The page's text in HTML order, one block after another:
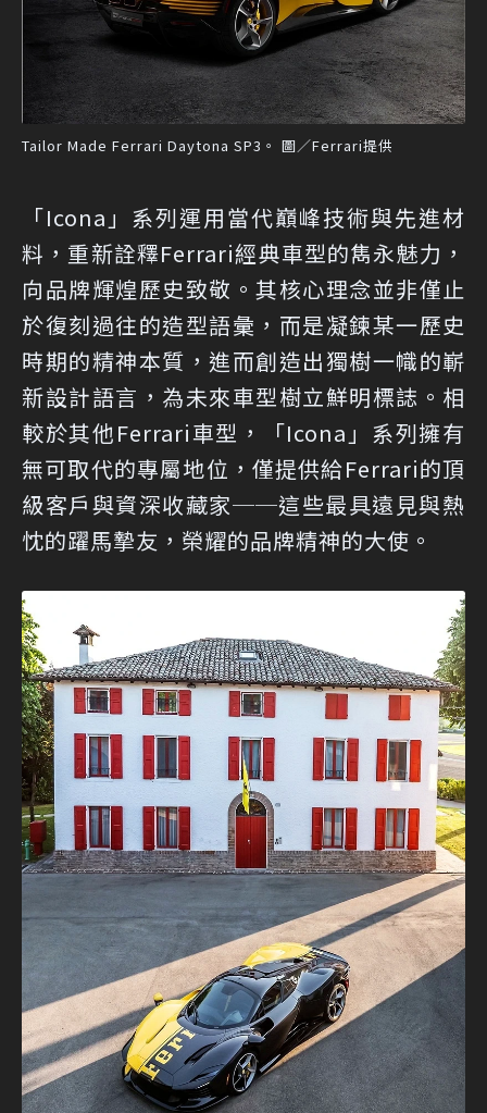
Tailor Made Ferrari Daytona SP3。 圖／Ferrari提供
「Icona」系列運用當代巔峰技術與先進材
料，重新詮釋Ferrari經典車型的雋永魅力，
向品牌輝煌歷史致敬。其核心理念並非僅止
於復刻過往的造型語彙，而是凝鍊某一歷史
時期的精神本質，進而創造出獨樹一幟的嶄
新設計語言，為未來車型樹立鮮明標誌。相
較於其他Ferrari車型，「Icona」系列擁有
無可取代的專屬地位，僅提供給Ferrari的頂
級客戶與資深收藏家──這些最具遠見與熱
忱的躍馬摯友，榮耀的品牌精神的大使。